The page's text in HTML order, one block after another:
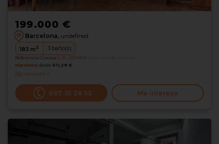
199.000 €
Barcelona, undefined
183 m2 3 baño(s)
Referencia Grocasa G35_2024841
Hipoteca desde 611,28 €
Interesados0
697 35 28 53 Me interesa